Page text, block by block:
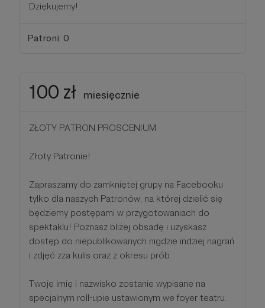
Dziękujemy!
Patroni: 0
100 zł miesięcznie
ZŁOTY PATRON PROSCENIUM
Złoty Patronie!
Zapraszamy do zamkniętej grupy na Facebooku
tylko dla naszych Patronów, na której dzielić się
będziemy postępami w przygotowaniach do
spektaklu! Poznasz bliżej obsadę i uzyskasz
dostęp do niepublikowanych nigdzie indziej nagrań
i zdjęć zza kulis oraz z okresu prób.
Twoje imię i nazwisko zostanie wypisane na
specjalnym roll-upie ustawionym we foyer teatru.